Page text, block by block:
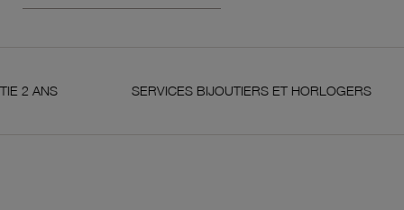
SERVICES BIJOUTIERS ET HORLOGERS